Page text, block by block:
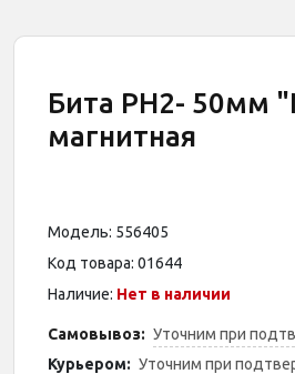
Бита PH2- 50мм
магнитная
Модель: 556405
Код товара: 01644
Наличие: Нет в наличии
Самовывоз: Уточним при
Курьером: Уточним при